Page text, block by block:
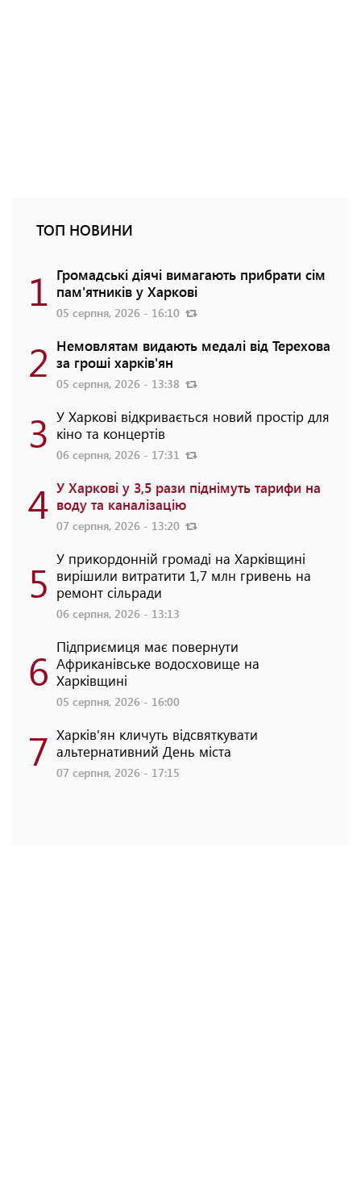
ТОП НОВИНИ
1 Громадські діячі вимагають прибрати сім
пам'ятників у Харкові
05 серпня, 2026 - 16:10
2 Немовлятам видають медалі від Терехова
за гроші харків'ян
05 серпня, 2026 - 13:38
3 У Харкові відкривається новий простір для
кіно та концертів
06 серпня, 2026 - 17:31
4 У Харкові у 3,5 рази піднімуть тарифи на
воду та каналізацію
07 серпня, 2026 - 13:20
5 У прикордонній громаді на Харківщині
вирішили витратити 1,7 млн гривень на
ремонт сільради
06 серпня, 2026 - 13:13
6 Підприємиця має повернути
Африканівське водосховище на
Харківщині
05 серпня, 2026 - 16:00
7 Харків'ян кличуть відсвяткувати
альтернативний День міста
07 серпня, 2026 - 17:15